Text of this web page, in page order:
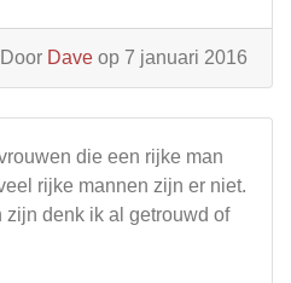
Door Dave op 7 januari 2016
die een rijke man
rijke mannen zijn er niet.
zijn denk ik al getrouwd of